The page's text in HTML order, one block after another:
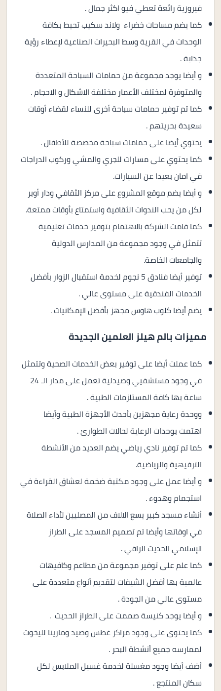
فيروزية رائعة تعطي فيو اكثر جمال .
كما يضم مساحات خضراء ولاند سكيب تحيط بكافة
الوحدات في القرية وسط البحيرات الصناعية لإعطاء رؤية
جذابة .
و أيضا يوجد مجموعة من حمامات السباحة المتعددة
والمتوفرة لمختلف الأعمار مختلفة الاشكال و الاحجام .
كما تم توفير حمامات سباحة أخرى للنساء لقضاء أوقات
سعيدة بحريتهم .
يحتوي أيضا على حمامات سباحة مخصصة للأطفال .
كما يحتوي على مسارات للجري والمشي وركوب الدراجات
في امان بعيدا عن السيارات.
و أيضا يضم موقع المشروع على مركز الثقافي ودار أوبر
لكل من يحب الندوات الثقافية واستمتاع بأوقات ممتعة.
كما قامت الشركة بالاهتمام بتوفير خدمات تعليمية
تتمثل في وجود مجموعة من المدارس الدولية
والجامعات الخاصة.
توفير أيضا فنادق 5 نجوم لخدمة استقبال الزوار بأفضل
الخدمات الفندقية على مستوى عالي .
يضم أيضا كلوب هاوس مجهز بأفضل الإمكانيات .
مميزات بالم هيلز العلمين الجديدة
كما عملت أيضا على توفير بعض الخدمات الصحية وتتمثل
في وجود مستشفيي وصيدلية تعمل على مدار الـ 24
ساعة بها كافة المستلزمات الطبية .
ووحدة رعاية مجهزين بأحدث الأجهزة الطبية وأيضا
اهتمت بوحدات الرعاية لحالات الطوارئ .
كما تم توفير نادي رياضي يضم العديد من الأنشطة
الترفيهية والرياضية.
و أيضا عمل على وجود مكتبة ضخمة لعشاق القراءة في
استجمام وهدوء .
أنشاء مسجد كبير يسع الالاف من المصليين لأداء الصلاة
في اوقاتها وأيضا تم تصميم المسجد على الطراز
الإسلامي الحديث الراقي .
كما علم على توفير مجموعة من مطاعم وكافيهات
عالمية بها أفضل الشيفات لتقديم أنواع متعددة على
مستوى عالي من الجودة .
و أيضا يوجد كنيسة صممت على الطراز الحديث .
كما يحتوى على وجود مراكز غطس وصيد ومارينا لليخوت
لممارسه جميع أنشطة البحر .
أضف أيضا وجود مغسلة لخدمة غسيل الملابس لكل
سكان المنتجع .